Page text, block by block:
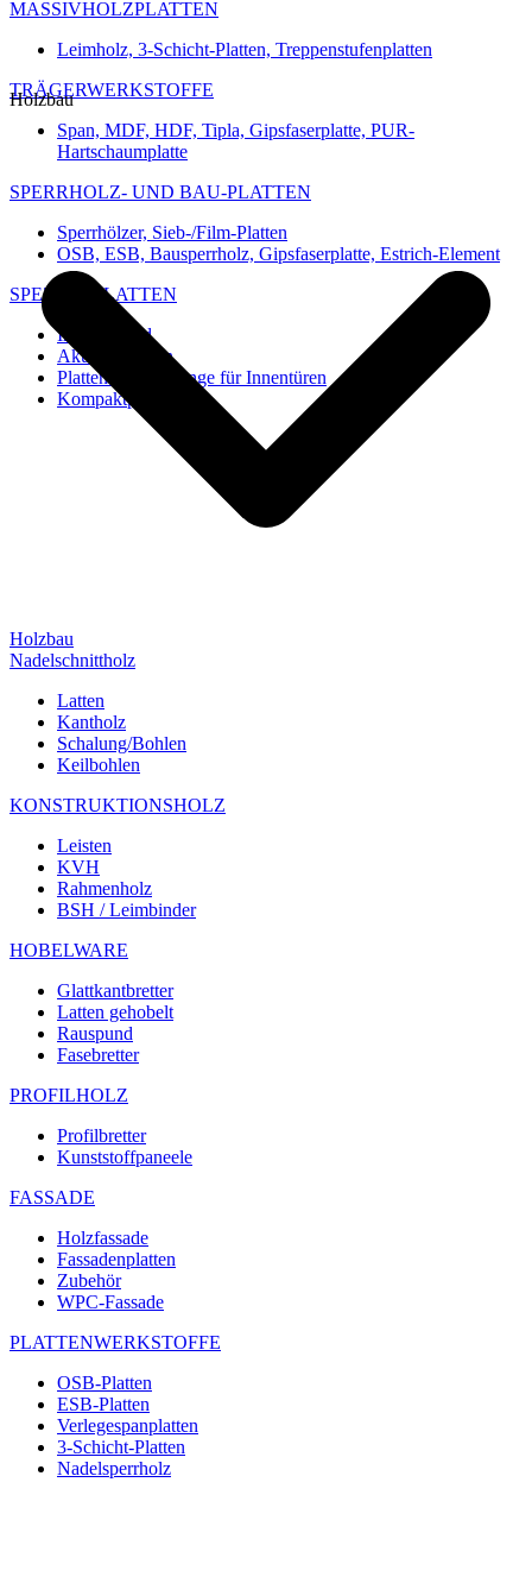
MASSIVHOLZPLATTEN
Leimholz, 3-Schicht-Platten, Treppenstufenplatten
TRÄGERWERKSTOFFE
Span, MDF, HDF, Tipla, Gipsfaserplatte, PUR-
Hartschaumplatte
SPERRHOLZ- UND BAU-PLATTEN
Sperrhölzer, Sieb-/Film-Platten
OSB, ESB, Bausperrholz, Gipsfaserplatte, Estrich-Element
SPEZIAL-PLATTEN
Imi-Verbund
Akustik-Platten
Platten und Rohlinge für Innentüren
Kompaktplatten
Holzbau
Holzbau
Nadelschnittholz
Latten
Kantholz
Schalung/Bohlen
Keilbohlen
KONSTRUKTIONSHOLZ
Leisten
KVH
Rahmenholz
BSH / Leimbinder
HOBELWARE
Glattkantbretter
Latten gehobelt
Rauspund
Fasebretter
PROFILHOLZ
Profilbretter
Kunststoffpaneele
FASSADE
Holzfassade
Fassadenplatten
Zubehör
WPC-Fassade
PLATTENWERKSTOFFE
OSB-Platten
ESB-Platten
Verlegespanplatten
3-Schicht-Platten
Nadelsperrholz